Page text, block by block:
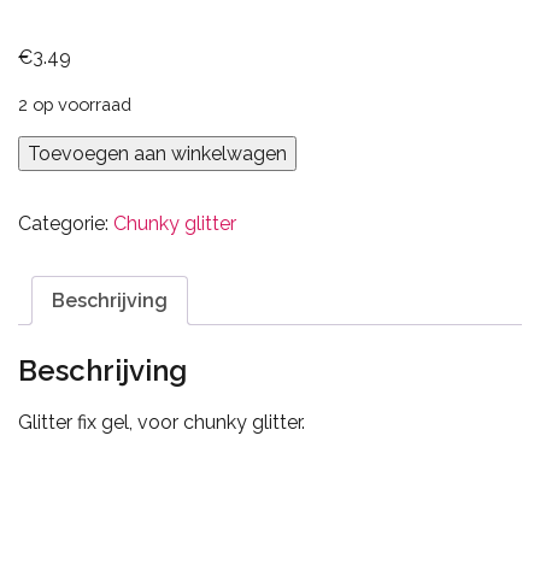
€3.49
2 op voorraad
Glitter
Less
Superstar
Toevoegen aan winkelwagen
Categorie: Chunky glitter
Beschrijving
Beschrijving
Glitter fix gel, voor chunky glitter.